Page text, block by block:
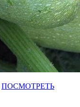
ПОСМОТРЕТЬ